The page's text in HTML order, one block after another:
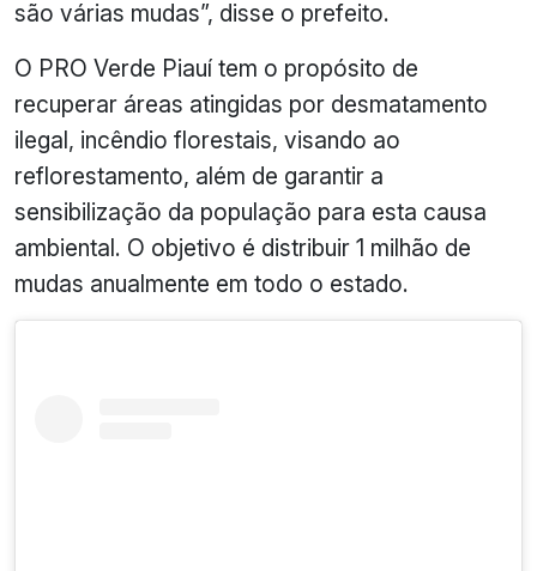
são várias mudas”, disse o prefeito.
O PRO Verde Piauí tem o propósito de
recuperar áreas atingidas por desmatamento
ilegal, incêndio florestais, visando ao
reflorestamento, além de garantir a
sensibilização da população para esta causa
ambiental. O objetivo é distribuir 1 milhão de
mudas anualmente em todo o estado.